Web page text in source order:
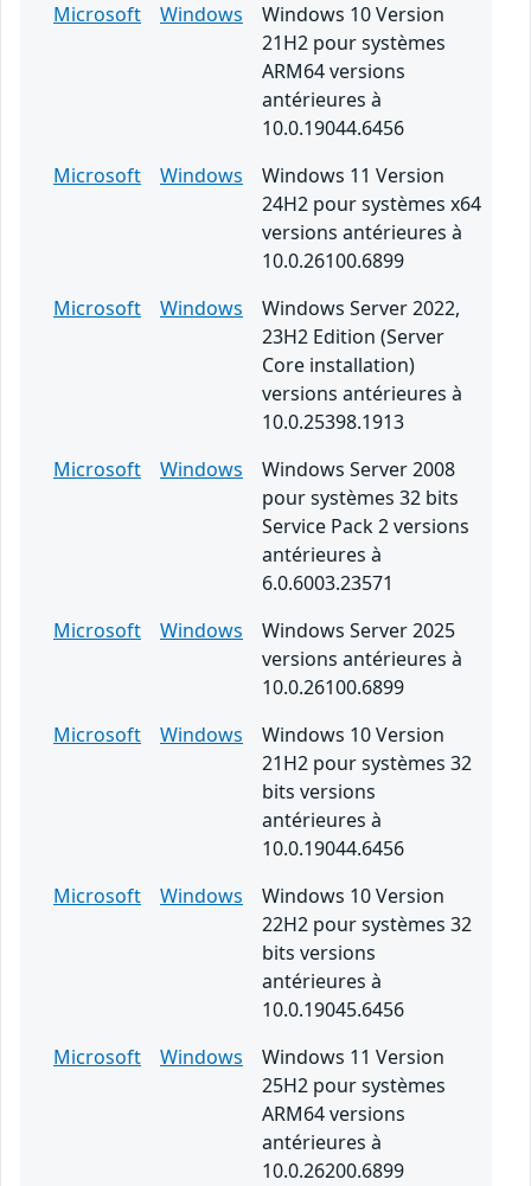
Microsoft Windows
Windows 10 Version
21H2 pour systèmes
ARM64 versions
antérieures à
10.0.19044.6456
Microsoft
Windows
Windows 11 Version
24H2 pour systèmes x64
versions antérieures à
10.0.26100.6899
Microsoft
Windows
Windows Server 2022,
23H2 Edition (Server
Core installation)
versions antérieures à
10.0.25398.1913
Microsoft
Windows
Windows Server 2008
pour systèmes 32 bits
Service Pack 2 versions
antérieures à
6.0.6003.23571
Microsoft
Windows
Windows Server 2025
versions antérieures à
10.0.26100.6899
Microsoft
Windows
Windows 10 Version
21H2 pour systèmes 32
bits versions
antérieures à
10.0.19044.6456
Microsoft
Windows
Windows 10 Version
22H2 pour systèmes 32
bits versions
antérieures à
10.0.19045.6456
Microsoft
Windows
Windows 11 Version
25H2 pour systèmes
ARM64 versions
antérieures à
10.0.26200.6899